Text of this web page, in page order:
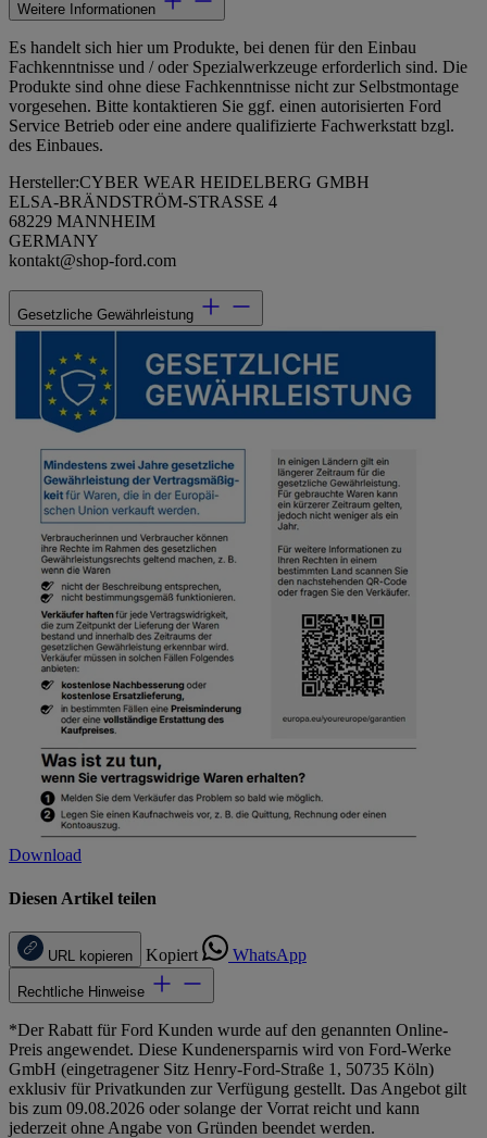
Weitere Informationen
Es handelt sich hier um Produkte, bei denen für den Einbau
Fachkenntnisse und / oder Spezialwerkzeuge erforderlich sind. Die
Produkte sind ohne diese Fachkenntnisse nicht zur Selbstmontage
vorgesehen. Bitte kontaktieren Sie ggf. einen autorisierten Ford
Service Betrieb oder eine andere qualifizierte Fachwerkstatt bzgl.
des Einbaues.
Hersteller:CYBER WEAR HEIDELBERG GMBH
ELSA-BRÄNDSTRÖM-STRASSE 4
68229 MANNHEIM
GERMANY
kontakt@shop-ford.com
Gesetzliche Gewährleistung
Download
Diesen Artikel teilen
URL kopieren Kopiert WhatsApp
Rechtliche Hinweise
*Der Rabatt für Ford Kunden wurde auf den genannten Online-
Preis angewendet. Diese Kundenersparnis wird von Ford-Werke
GmbH (eingetragener Sitz Henry-Ford-Straße 1, 50735 Köln)
exklusiv für Privatkunden zur Verfügung gestellt. Das Angebot gilt
bis zum 09.08.2026 oder solange der Vorrat reicht und kann
jederzeit ohne Angabe von Gründen beendet werden.